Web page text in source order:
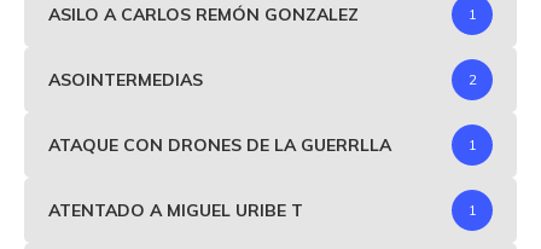
ASILO A CARLOS REMÓN GONZALEZ 1
ASOINTERMEDIAS 2
ATAQUE CON DRONES DE LA GUERRLLA 1
ATENTADO A MIGUEL URIBE T 1